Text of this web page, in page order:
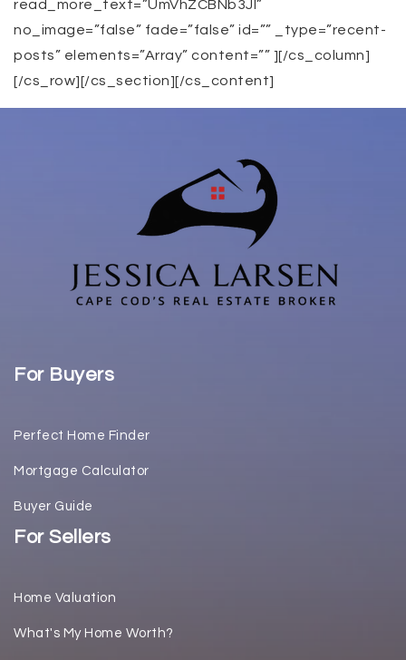
For Buyers
Perfect Home Finder
Mortgage Calculator
Buyer Guide
For Sellers
Home Valuation
What's My Home Worth?